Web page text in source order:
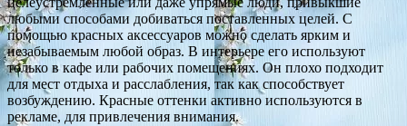
любыми способами добиваться поставленных целей. С
помощью красных аксессуаров можно сделать ярким и
незабываемым любой образ. В интерьере его используют
только в кафе или рабочих помещениях. Он плохо подходит
для мест отдыха и расслабления, так как способствует
возбуждению. Красные оттенки активно используются в
рекламе, для привлечения внимания.